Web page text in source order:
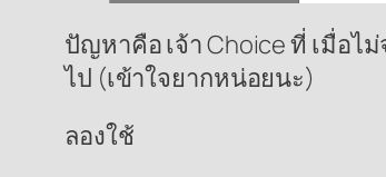
ปัญหาคือ เจ้า Choice ที่ เมื่อ
ไป (เข้าใจยากหน่อยนะ)
ลองใช้